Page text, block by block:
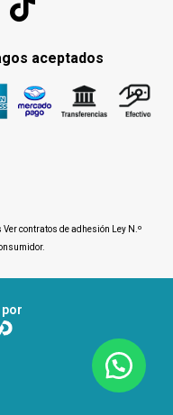
aceptados
Ver contratos de adhesión Ley N.º
.